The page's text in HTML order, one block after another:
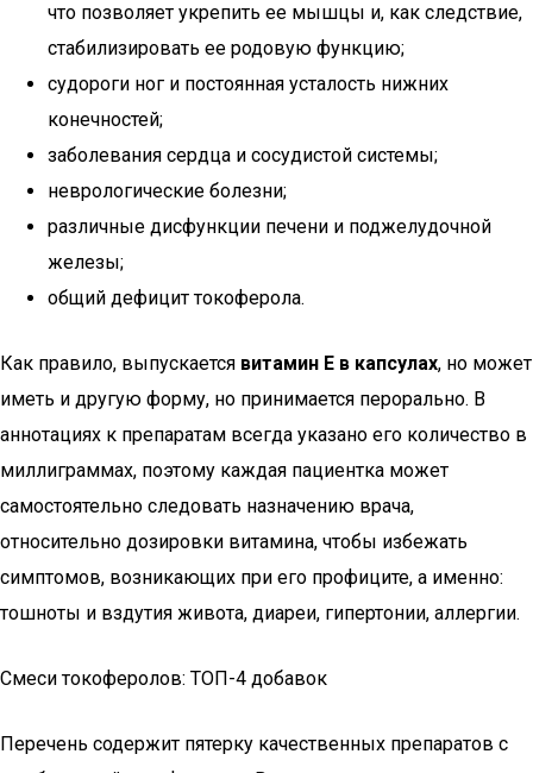
что позволяет укрепить ее мышцы и, как следствие,
стабилизировать ее родовую функцию;
судороги ног и постоянная усталость нижних
конечностей;
заболевания сердца и сосудистой системы;
неврологические болезни;
различные дисфункции печени и поджелудочной
железы;
общий дефицит токоферола.
Как правило, выпускается витамин Е в капсулах, но может
иметь и другую форму, но принимается перорально. В
аннотациях к препаратам всегда указано его количество в
миллиграммах, поэтому каждая пациентка может
самостоятельно следовать назначению врача,
относительно дозировки витамина, чтобы избежать
симптомов, возникающих при его профиците, а именно:
тошноты и вздутия живота, диареи, гипертонии, аллергии.
Смеси токоферолов: ТОП-4 добавок
Перечень содержит пятерку качественных препаратов с